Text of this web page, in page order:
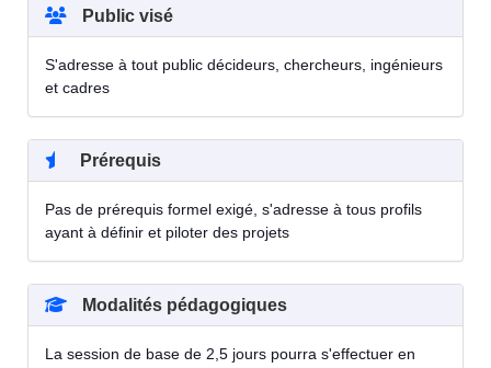
Public visé
S'adresse à tout public décideurs, chercheurs, ingénieurs
et cadres
Prérequis
Pas de prérequis formel exigé, s'adresse à tous profils
ayant à définir et piloter des projets
Modalités pédagogiques
La session de base de 2,5 jours pourra s'effectuer en